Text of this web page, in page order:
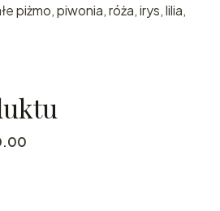
piżmo, piwonia, róża, irys, lilia,